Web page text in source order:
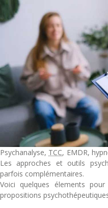
Psychanalyse, TCC, EMDR,
Les approches et outils
parfois complémentaires.
Voici quelques élements
propositions